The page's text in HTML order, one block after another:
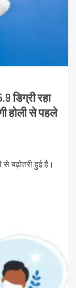
डिग्री रहा
होली से पहले
से बढ़ोतरी हुई है।